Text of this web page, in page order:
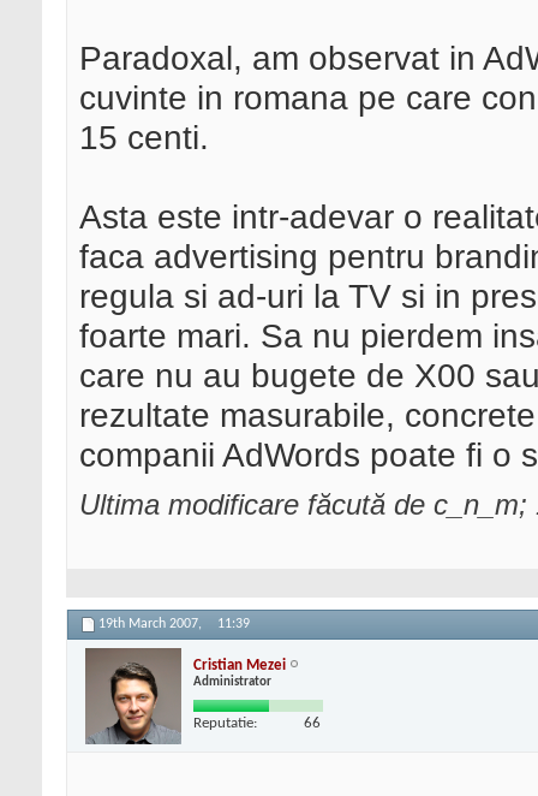
Paradoxal, am observat in
cuvinte in romana pe care
15 centi.
Asta este intr-adevar o
faca advertising pentru
regula si ad-uri la TV si in
foarte mari. Sa nu pierdem
care nu au bugete de X00
rezultate masurabile,
companii AdWords poate fi o
Ultima modificare făcută de
19th March 2007, 11:39
Cristian Mezei
Administrator
Reputatie: 66